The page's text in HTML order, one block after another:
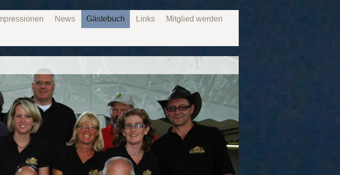
News Gästebuch Links Mitglied werden